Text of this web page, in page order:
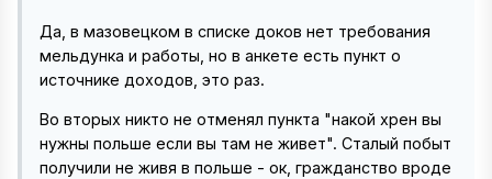
Да, в мазовецком в списке доков нет требования
мельдунка и работы, но в анкете есть пункт о
источнике доходов, это раз.
Во вторых никто не отменял пункта "накой хрен вы
нужны польше если вы там не живет". Сталый побыт
получили не живя в польше - ок, гражданство вроде